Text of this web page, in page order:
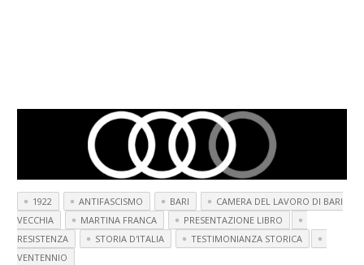
1922 ANTIFASCISMO BARI
CAMERA DEL LAVORO DI BARI
VECCHIA
MARTINA FRANCA
PRESENTAZIONE LIBRO
RESISTENZA
STORIA D'ITALIA
TESTIMONIANZA STORICA
VENTENNIO